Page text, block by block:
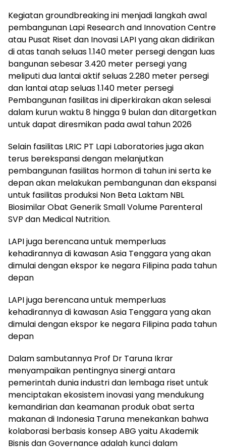
Kegiatan groundbreaking ini menjadi langkah awal
pembangunan Lapi Research and Innovation Centre
atau Pusat Riset dan Inovasi LAPI yang akan didirikan
di atas tanah seluas 1.140 meter persegi dengan luas
bangunan sebesar 3.420 meter persegi yang
meliputi dua lantai aktif seluas 2.280 meter persegi
dan lantai atap seluas 1.140 meter persegi
Pembangunan fasilitas ini diperkirakan akan selesai
dalam kurun waktu 8 hingga 9 bulan dan ditargetkan
untuk dapat diresmikan pada awal tahun 2026
Selain fasilitas LRIC PT Lapi Laboratories juga akan
terus berekspansi dengan melanjutkan
pembangunan fasilitas hormon di tahun ini serta ke
depan akan melakukan pembangunan dan ekspansi
untuk fasilitas produksi Non Beta Laktam NBL
Biosimilar Obat Generik Small Volume Parenteral
SVP dan Medical Nutrition.
LAPI juga berencana untuk memperluas
kehadirannya di kawasan Asia Tenggara yang akan
dimulai dengan ekspor ke negara Filipina pada tahun
depan
LAPI juga berencana untuk memperluas
kehadirannya di kawasan Asia Tenggara yang akan
dimulai dengan ekspor ke negara Filipina pada tahun
depan
Dalam sambutannya Prof Dr Taruna Ikrar
menyampaikan pentingnya sinergi antara
pemerintah dunia industri dan lembaga riset untuk
menciptakan ekosistem inovasi yang mendukung
kemandirian dan keamanan produk obat serta
makanan di Indonesia Taruna menekankan bahwa
kolaborasi berbasis konsep ABG yaitu Akademik
Bisnis dan Governance adalah kunci dalam